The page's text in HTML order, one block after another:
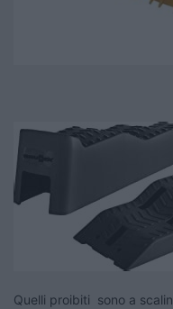
Quelli proibiti sono a